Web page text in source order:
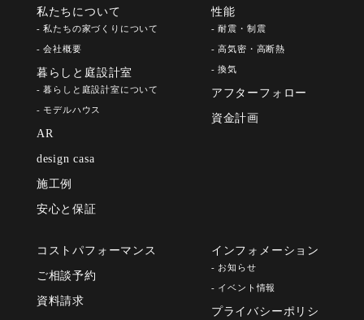
私たちについて
- 私たちの家づくりについて
- 会社概要
暮らしと庭設計室
- 暮らしと庭設計室について
- モデルハウス
AR
design casa
施工例
安心と保証
性能
- 耐震・制震
- 高気密・高断熱
- 換気
アフターフォロー
資金計画
コストパフォーマンス
ご相談予約
資料請求
インフォメーション
- お知らせ
- イベント情報
プライバシーポリシ